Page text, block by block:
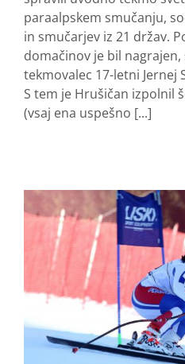
paraalpskem smučanju,
in smučarjev iz 21 držav.
domačinov je bil nagrajen,
tekmovalec 17-letni Jernej
S tem je Hrušičan izpolnil
(vsaj ena uspešno [...]